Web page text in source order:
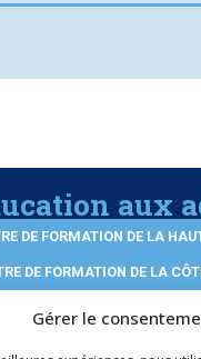
Gérer le
aux
DE FORMATION DE LA
DE FORMATION DE LA
SERVICES AUX